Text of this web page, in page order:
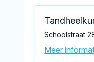
Schoolstraat
Meer